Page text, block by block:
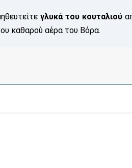
γλυκά του κουταλιού
καθαρού αέρα του Βόρα.